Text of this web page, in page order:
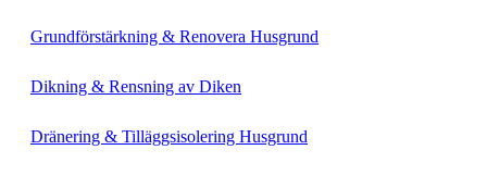
Grundförstärkning & Renovera Husgrund
Dikning & Rensning av Diken
Dränering & Tilläggsisolering Husgrund